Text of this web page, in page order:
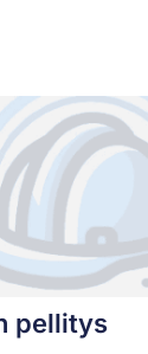
pellitys